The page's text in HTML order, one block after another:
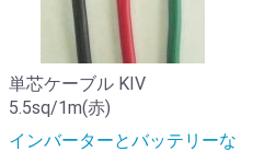
単芯ケーブル KIV
5.5sq/1m(赤)
インバーターとバッテリーな